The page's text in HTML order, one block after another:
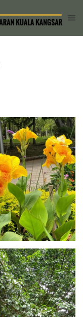
Maklumat
Lanjut
Maklumat